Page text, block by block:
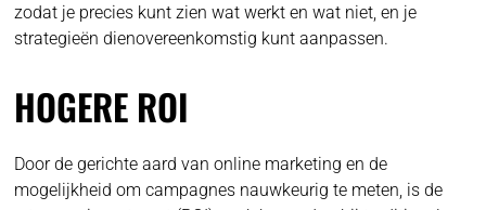
zodat je precies kunt zien wat werkt en wat niet, en je
strategieën dienovereenkomstig kunt aanpassen.
HOGERE ROI
Door de gerichte aard van online marketing en de
mogelijkheid om campagnes nauwkeurig te meten, is de